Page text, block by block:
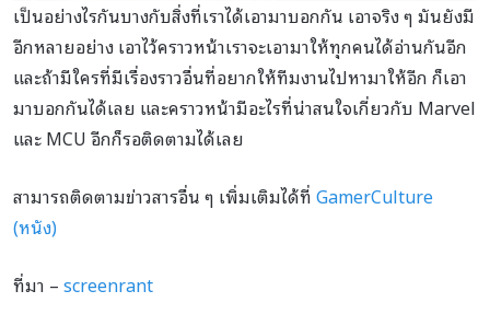
เป็นอย่างไรกันบางกับสิ่งที่เราได้เอามาบอกกัน เอาจริง ๆ มันยังมี
อีกหลายอย่าง เอาไว้คราวหน้าเราจะเอามาให้ทุกคนได้อ่านกันอีก
และถ้ามีใครที่มีเรื่องราวอื่นที่อยากให้ทีมงานไปหามาให้อีก ก็เอา
มาบอกกันได้เลย และคราวหน้ามีอะไรที่น่าสนใจเกี่ยวกับ Marvel
และ MCU อีกก็รอติดตามได้เลย
สามารถติดตามข่าวสารอื่น ๆ เพิ่มเติมได้ที่GamerCulture
(หนัง)
ที่มา –screenrant